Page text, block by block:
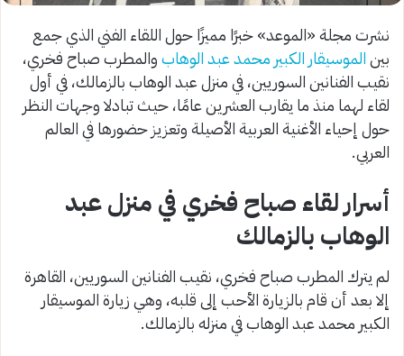
نشرت مجلة «الموعد» خبرًا مميزًا حول اللقاء الفني الذي جمع
بينالموسيقار الكبير محمد عبد الوهابوالمطرب صباح فخري،
نقيب الفنانين السوريين، في منزل عبد الوهاب بالزمالك، في أول
لقاء لهما منذ ما يقارب العشرين عامًا، حيث تبادلا وجهات النظر
حول إحياء الأغنية العربية الأصيلة وتعزيز حضورها في العالم
العربي.
أسرار لقاء صباح فخري في منزل عبد
الوهاب بالزمالك
لم يترك المطرب صباح فخري، نقيب الفنانين السوريين، القاهرة
إلا بعد أن قام بالزيارة الأحب إلى قلبه، وهي زيارة الموسيقار
الكبير محمد عبد الوهاب في منزله بالزمالك.